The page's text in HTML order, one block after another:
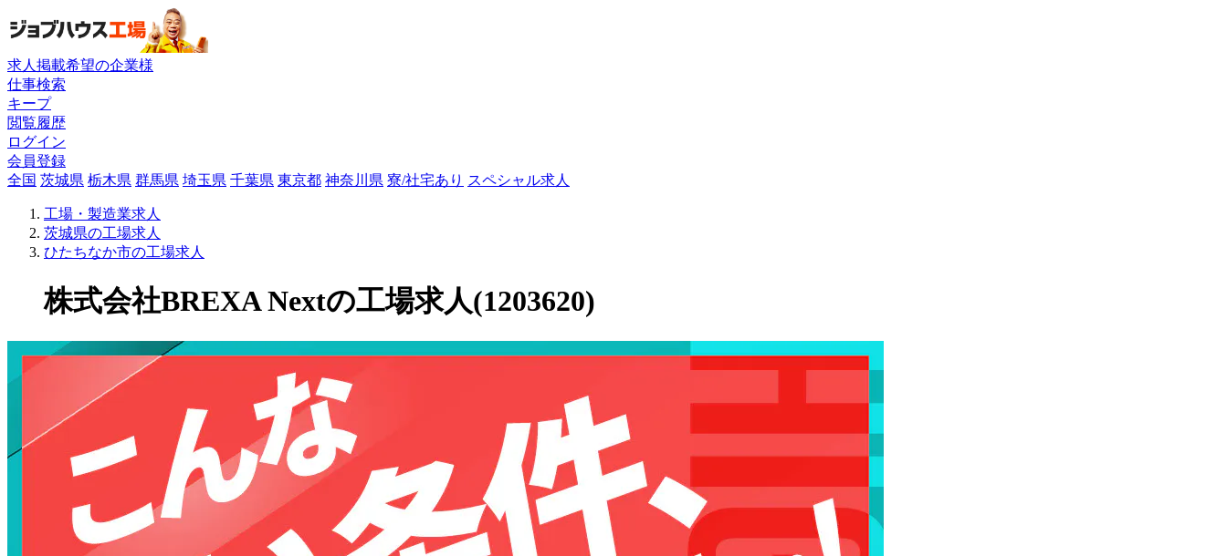
求人掲載希望の企業様
仕事検索
キープ
閲覧履歴
ログイン
会員登録
全国 茨城県 栃木県 群馬県 埼玉県 千葉県 東京都 神奈川県 寮/社宅あり スペシャル求人
工場・製造業求人
茨城県の工場求人
ひたちなか市の工場求人
株式会社BREXA Nextの工場求人(1203620)